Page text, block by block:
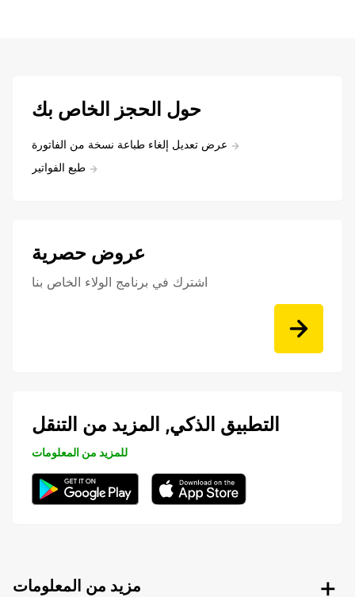
حول الحجز الخاص بك
عرض تعديل إلغاء طباعة نسخة من الفاتورة
طبع الفواتير
عروض حصرية
اشترك في برنامج الولاء الخاص بنا
التطبيق الذكي, المزيد من التنقل
للمزيد من المعلومات
مزيد من المعلومات